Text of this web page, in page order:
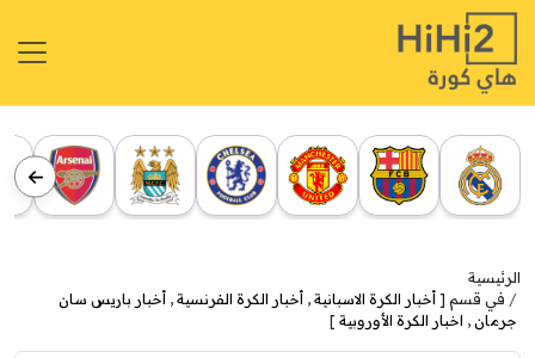
الرئيسية
في قسم [ أخبار الكرة الاسبانية , أخبار الكرة الفرنسية , أخبار باريس سان
جرمان , اخبار الكرة الأوروبية ]